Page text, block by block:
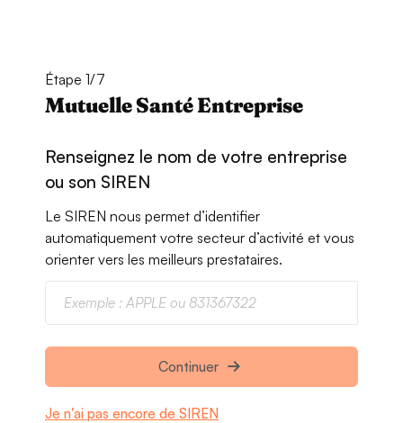
Étape 1/7
Mutuelle Santé Entreprise
Renseignez le nom de votre entreprise
ou son SIREN
Le SIREN nous permet d’identifier
automatiquement votre secteur d’activité et vous
orienter vers les meilleurs prestataires.
Continuer
Je n'ai pas encore de SIREN